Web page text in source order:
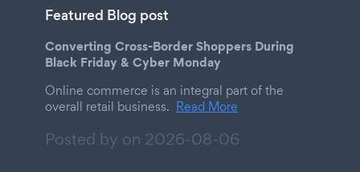
Featured Blog post
Converting Cross-Border Shoppers During
Black Friday & Cyber Monday
Online commerce is an integral part of the
overall retail business. Read More
Posted by on 2026-08-06